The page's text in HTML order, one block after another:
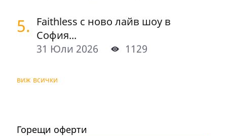
5. Faithless с ново лайв шоу в
София...
31 Юли 2026
1129
виж всички
Горещи оферти